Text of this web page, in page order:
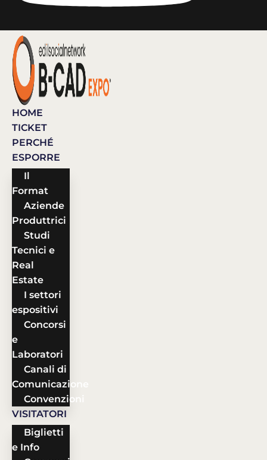
HOME
TICKET
PERCHÉ
ESPORRE
Il
Format
Aziende
Produttrici
Studi
Tecnici e
Real
Estate
I settori
espositivi
Concorsi
e
Laboratori
Canali di
Comunicazione
Convenzioni
VISITATORI
Biglietti
e Info